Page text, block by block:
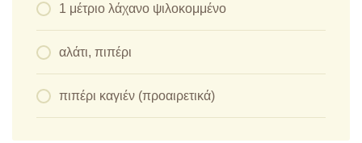
1 μέτριο λάχανο ψιλοκομμένο
αλάτι, πιπέρι
πιπέρι καγιέν (προαιρετικά)